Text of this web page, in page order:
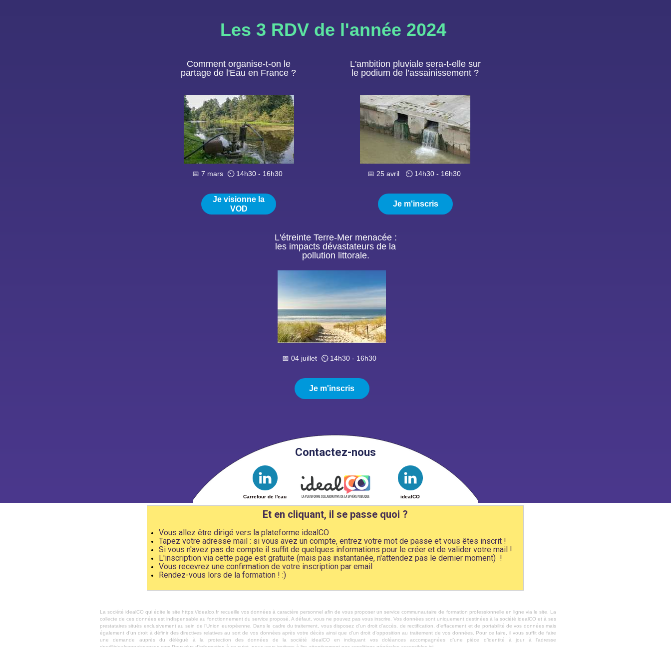
La société idealCO qui édite le site https://idealco.fr recueille vos données à caractère personnel afin de vous proposer un service communautaire de formation professionnelle en ligne via le site. La
collecte de ces données est indispensable au fonctionnement du service proposé. A défaut, vous ne pouvez pas vous inscrire. Vos données sont uniquement destinées à la société idealCO et à ses
prestataires situés exclusivement au sein de l’Union européenne. Dans le cadre du traitement, vous disposez d’un droit d’accès, de rectification, d’effacement et de portabilité de vos données mais
également d’un droit à définir des directives relatives au sort de vos données après votre décès ainsi que d’un droit d’opposition au traitement de vos données. Pour ce faire, il vous suffit de faire
une demande auprès du délégué à la protection des données de la société
idealCO en indiquant vos doléances accompagnées d’une pièce d’identité à jour à l’adresse
Contactez-nous
Et en cliquant, il se passe quoi ?
Vous allez être dirigé vers la plateforme idealCO
Tapez votre adresse mail : si vous avez un compte, entrez votre mot de passe et vous êtes inscrit !
Si vous n'avez pas de compte il suffit de quelques informations pour le créer et de valider votre mail !
L'inscription via cette page est gratuite (mais pas instantanée, n'attendez pas le dernier moment) !
Vous recevrez une confirmation de votre inscription par email
Rendez-vous lors de la formation ! :)
Les 3 RDV de l'année 2024
Comment organise-t-on le
partage de l'Eau en France ?
L'ambition pluviale sera-t-elle sur
le podium de l’assainissement ?
📅 7 mars ⏲️ 14h30 - 16h30 📅 25 avril ⏲️ 14h30 - 16h30
L'étreinte Terre-Mer menacée :
les impacts dévastateurs de la
pollution littorale.
📅 04 juillet ⏲️ 14h30 - 16h30
Je visionne la
VOD
Je m'inscris
Je m'inscris
Carrefour de l'eau idealCO